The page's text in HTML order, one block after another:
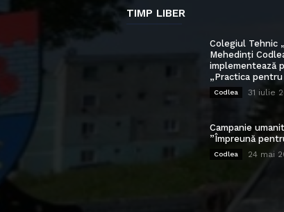
TIMP LIBER
Colegiul Tehnic
Mehedinți
implementează
„Practica
Codlea 31 iulie
Campanie
”Împreună
Codlea 24 mai